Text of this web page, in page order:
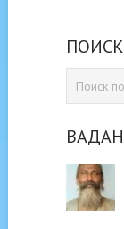
ПОИСК
ВАДАН